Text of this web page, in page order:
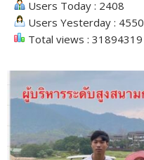
Users Today : 2408
Users Yesterday : 4550
Total views : 31894319